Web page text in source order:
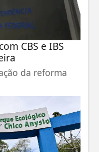
CBS e IBS
da reforma